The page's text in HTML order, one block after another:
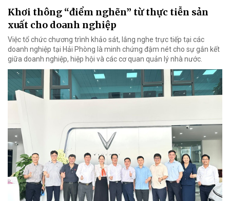
Khơi thông “điểm nghẽn” từ thực tiễn sản
xuất cho doanh nghiệp
Việc tổ chức chương trình khảo sát, lắng nghe trực tiếp tại các
doanh nghiệp tại Hải Phòng là minh chứng đậm nét cho sự gắn kết
giữa doanh nghiệp, hiệp hội và các cơ quan quản lý nhà nước.